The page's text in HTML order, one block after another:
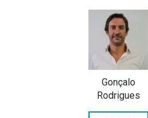
Gonçalo
Rodrigues